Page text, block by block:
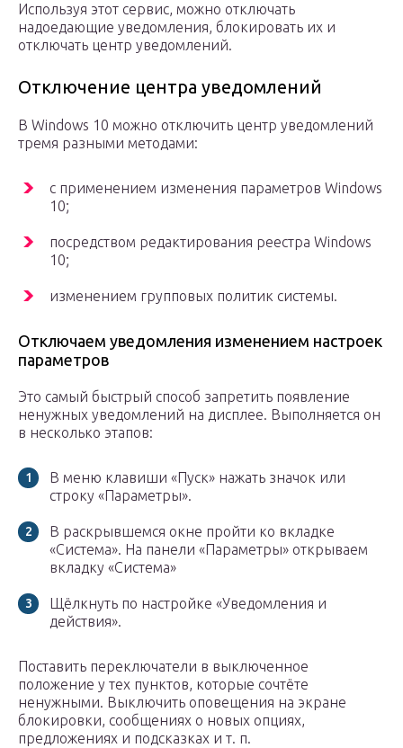
Используя этот сервис, можно отключать
надоедающие уведомления, блокировать их и
отключать центр уведомлений.
Отключение центра уведомлений
В Windows 10 можно отключить центр уведомлений
тремя разными методами:
с применением изменения параметров Windows
10;
посредством редактирования реестра Windows
10;
изменением групповых политик системы.
Отключаем уведомления изменением настроек
параметров
Это самый быстрый способ запретить появление
ненужных уведомлений на дисплее. Выполняется он
в несколько этапов:
В меню клавиши «Пуск» нажать значок или
строку «Параметры».
В раскрывшемся окне пройти ко вкладке
«Система». На панели «Параметры» открываем
вкладку «Система»
Щёлкнуть по настройке «Уведомления и
действия».
Поставить переключатели в выключенное
положение у тех пунктов, которые сочтёте
ненужными. Выключить оповещения на экране
блокировки, сообщениях о новых опциях,
предложениях и подсказках и т. п.